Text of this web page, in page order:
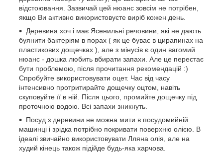
відстоювання. Зазвичай цей нюанс зовсім не потрібен,
якщо Ви активно використовуєте виріб кожен день.
Деревина хоч і має Ясенильні речовини, які не дають
буянити бактеріям в порах ( як це буває в цирапинах на
пластикових дощечках ), але з мінусів є один вагомий
нюанс - дошка любить вбирати запахи. Але це перестає
бути проблемою, після прочитання рекомендацій :)
Спробуйте використовувати оцет. Час від часу
інтенсивно протритирайте дощечку оцтом, навіть
скуповуйте її в ній. Після цього, промийте дощечку під
проточною водою. Всі запахи зникнуть.
Посуд з деревини не можна мити в посудомийній
машинці і зрідка потрібно покривати поверхню олією. В
ідеалі звичайно використовувати Лляна олія, але на
худий кінець також підійде будь-яка харчова.